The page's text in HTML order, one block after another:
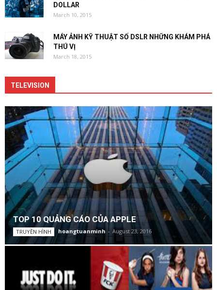
DOLLAR
March 10, 2015
MÁY ẢNH KỸ THUẬT SỐ DSLR NHỮNG KHÁM PHÁ
THÚ VỊ
March 18, 2015
TELEVISION
TOP 10 QUẢNG CÁO CỦA APPLE
TRUYỀN HÌNH hoangtuanminh - August 23, 2016